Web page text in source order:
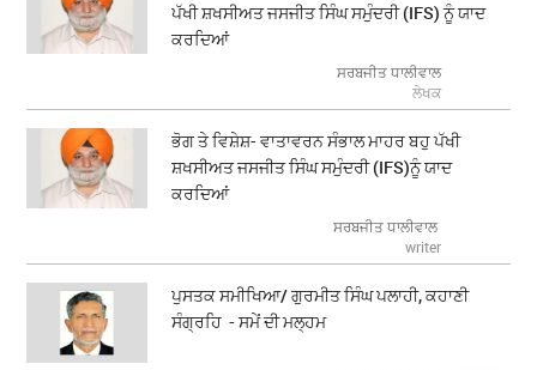
ਪੱਖੀ ਸ਼ਖਸੀਅਤ ਜਸਜੀਤ ਸਿੰਘ ਸਮੁੰਦਰੀ (IFS) ਨੂੰ ਯਾਦ
ਕਰਦਿਆਂ
ਸਰਬਜੀਤ ਧਾਲੀਵਾਲ
ਲੇਖਕ
ਭੋਗ ਤੇ ਵਿਸ਼ੇਸ਼- ਵਾਤਾਵਰਨ ਸੰਭਾਲ ਮਾਹਰ ਬਹੁ ਪੱਖੀ
ਸ਼ਖਸੀਅਤ ਜਸਜੀਤ ਸਿੰਘ ਸਮੁੰਦਰੀ (IFS)ਨੂੰ ਯਾਦ
ਕਰਦਿਆਂ
ਸਰਬਜੀਤ ਧਾਲੀਵਾਲ
writer
ਪੁਸਤਕ ਸਮੀਖਿਆ/ ਗੁਰਮੀਤ ਸਿੰਘ ਪਲਾਹੀ, ਕਹਾਣੀ
ਸੰਗ੍ਰਹਿ - ਸਮੇਂ ਦੀ ਮਲ੍ਹਮ